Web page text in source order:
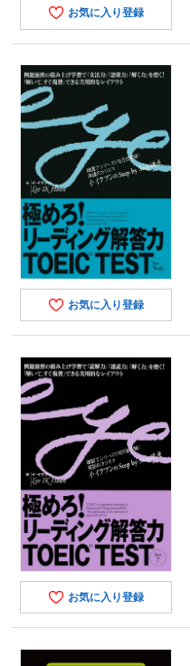
お気に入り登録
お気に入り登録
お気に入り登録